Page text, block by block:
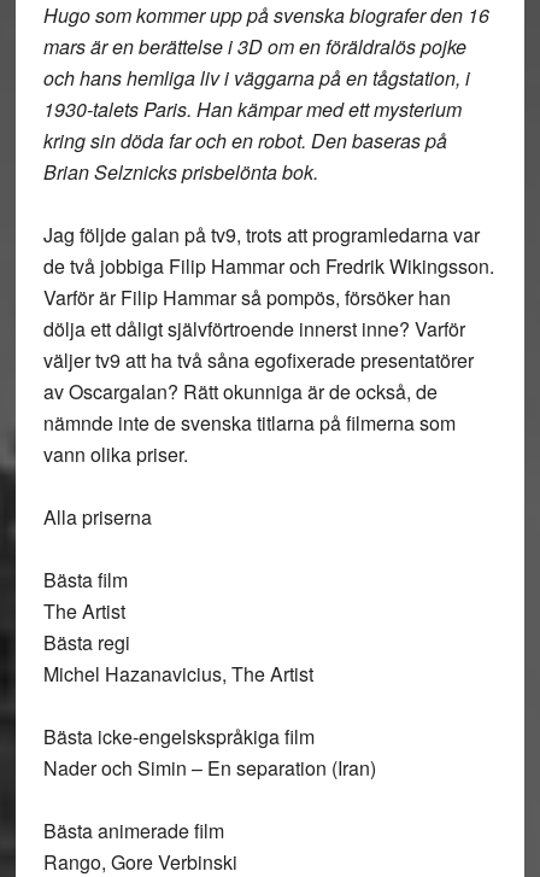
Hugo som kommer upp på svenska biografer den 16
mars är en berättelse i 3D om en föräldralös pojke
och hans hemliga liv i väggarna på en tågstation, i
1930-talets Paris. Han kämpar med ett mysterium
kring sin döda far och en robot. Den baseras på
Brian Selznicks prisbelönta bok.
Jag följde galan på tv9, trots att programledarna var
de två jobbiga Filip Hammar och Fredrik Wikingsson.
Varför är Filip Hammar så pompös, försöker han
dölja ett dåligt självförtroende innerst inne? Varför
väljer tv9 att ha två såna egofixerade presentatörer
av Oscargalan? Rätt okunniga är de också, de
nämnde inte de svenska titlarna på filmerna som
vann olika priser.
Alla priserna
Bästa film
The Artist
Bästa regi
Michel Hazanavicius, The Artist
Bästa icke-engelskspråkiga film
Nader och Simin – En separation (Iran)
Bästa animerade film
Rango, Gore Verbinski